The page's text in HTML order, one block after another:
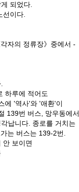
되었다.
이다.
자의 정류장》중에서 -
하루에 적어도
에 '역사'와 '애환'이
139번 버스, 망우동에서
납니다. 종로를 거치는
는 버스는 139-2번.
안 보이면